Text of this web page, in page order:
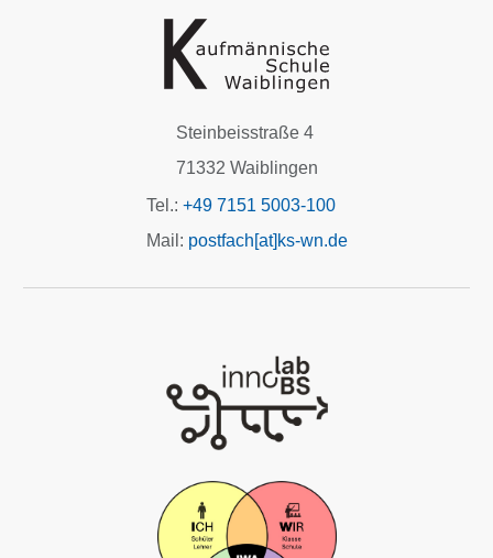
Steinbeisstraße 4
71332 Waiblingen
Tel.: +49 7151 5003-100
Mail: postfach[at]ks-wn.de